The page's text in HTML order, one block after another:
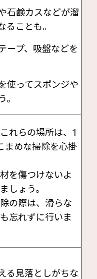
石鹸カスなどが溜
ることも。
ープ、吸盤などを
使ってスポンジや
これらの場所は、1
まめな掃除を心掛
を傷つけないよ
しょう。
除の際は、滑らな
忘れずに行いま
る見落としがちな